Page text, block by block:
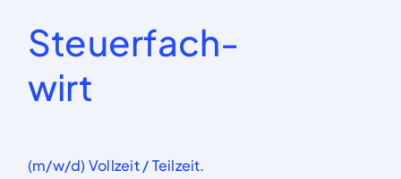
Steuerfach-
wirt
(m/w/d) Vollzeit / Teilzeit.